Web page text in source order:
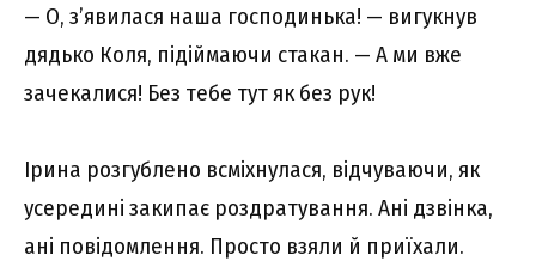
— О, з’явилася наша господинька! — вигукнув
дядько Коля, підіймаючи стакан. — А ми вже
зачекалися! Без тебе тут як без рук!
Ірина розгублено всміхнулася, відчуваючи, як
усередині закипає роздратування. Ані дзвінка,
ані повідомлення. Просто взяли й приїхали.